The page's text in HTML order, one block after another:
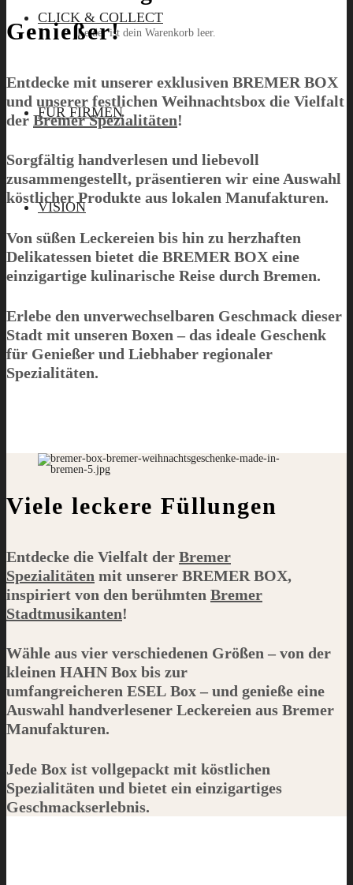
CLICK & COLLECT
FÜR FIRMEN
VISION
Leider ist dein Warenkorb leer.
Menü
Genießer!
Entdecke mit unserer exklusiven BREMER BOX
und unserer festlichen Weihnachtsbox die Vielfalt
der Bremer Spezialitäten!
Sorgfältig handverlesen und liebevoll
zusammengestellt, präsentieren wir eine Auswahl
köstlicher Produkte aus lokalen Manufakturen.
Von süßen Leckereien bis hin zu herzhaften
Delikatessen bietet die BREMER BOX eine
einzigartige kulinarische Reise durch Bremen.
Erlebe den unverwechselbaren Geschmack dieser
Stadt mit unseren Boxen – das ideale Geschenk
für Genießer und Liebhaber regionaler
Spezialitäten.
Viele leckere Füllungen
Entdecke die Vielfalt der Bremer
Spezialitäten mit unserer BREMER BOX,
inspiriert von den berühmten Bremer
Stadtmusikanten!
Wähle aus vier verschiedenen Größen – von der
kleinen HAHN Box bis zur
umfangreicheren ESEL Box – und genieße eine
Auswahl handverlesener Leckereien aus Bremer
Manufakturen.
Jede Box ist vollgepackt mit köstlichen
Spezialitäten und bietet ein einzigartiges
Geschmackserlebnis.